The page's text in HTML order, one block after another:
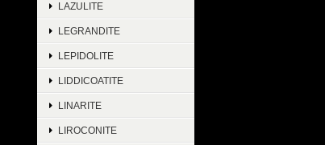
LAZULITE
LEGRANDITE
LEPIDOLITE
LIDDICOATITE
LINARITE
LIROCONITE